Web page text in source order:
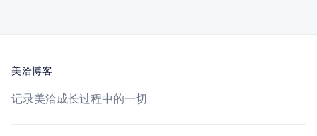
美洽博客
记录美洽成长过程中的一切